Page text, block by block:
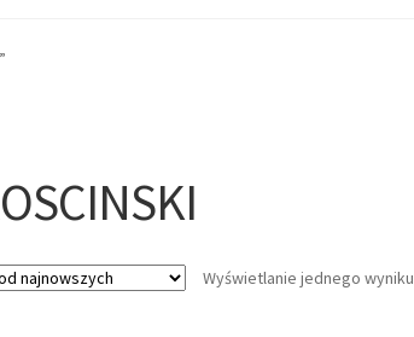
Wyświetlanie jednego wyniku